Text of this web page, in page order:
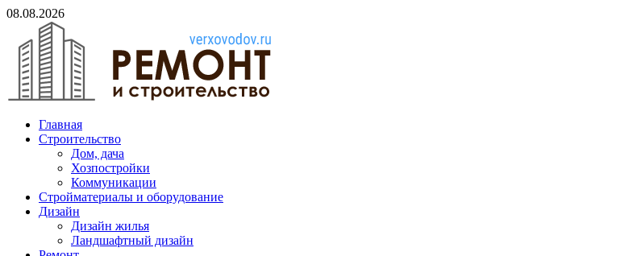
Skip
content
08.08.2026
verxovodov.ru
Ремонт и строительство
Главная
Строительство
Дом, дача
Хозпостройки
Коммуникации
Стройматериалы и оборудование
Дизайн
Дизайн жилья
Ландшафтный дизайн